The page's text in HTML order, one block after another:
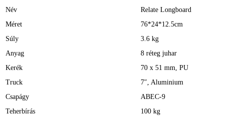
Név
Relate Longboard
Méret
76*24*12.5cm
Súly
3.6 kg
Anyag
8 réteg juhar
Kerék
70 x 51 mm, PU
Truck
7″, Aluminium
Csapágy
ABEC-9
Teherbírás
100 kg